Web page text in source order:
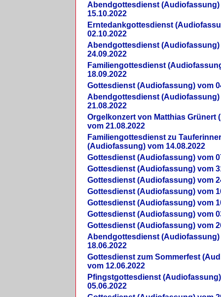
Abendgottesdienst (Audiofassung)
15.10.2022
Erntedankgottesdienst
02.10.2022
Abendgottesdienst (Audiofassung)
24.09.2022
Familiengottesdienst
18.09.2022
Gottesdienst (Audiofassung) vom
Abendgottesdienst (Audiofassung)
21.08.2022
Orgelkonzert von Matthias Grünert
vom 21.08.2022
Familiengottesdienst zu
(Audiofassung) vom 14.08.2022
Gottesdienst (Audiofassung) vom
Gottesdienst (Audiofassung) vom
Gottesdienst (Audiofassung) vom
Gottesdienst (Audiofassung) vom
Gottesdienst (Audiofassung) vom
Gottesdienst (Audiofassung) vom
Gottesdienst (Audiofassung) vom
Abendgottesdienst (Audiofassung)
18.06.2022
Gottesdienst zum Sommerfest
vom 12.06.2022
Pfingstgottesdienst
05.06.2022